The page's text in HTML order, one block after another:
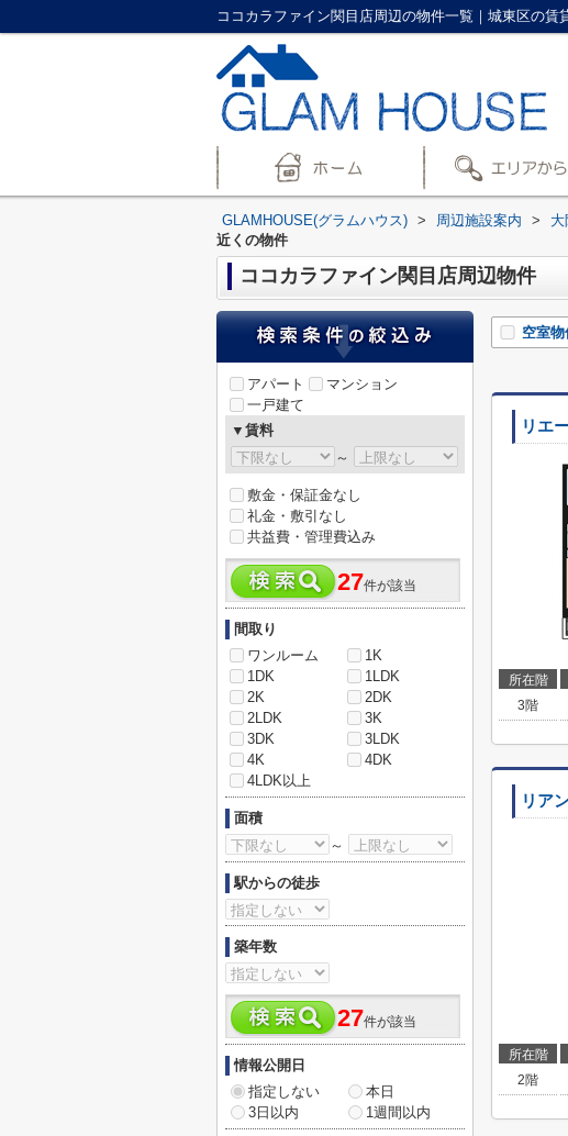
ココカラファイン関目店周辺の物件一覧｜城東区の
GLAMHOUSE(グラムハウス) > 周辺施設案内 >
近くの物件
ココカラファイン関目店周辺物件
空室
リエ
所在階
3階
リア
所在階
2階
アパート
マンション
一戸建て
▼賃料
～
敷金・保証金なし
礼金・敷引なし
共益費・管理費込み
27件が該当
間取り
ワンルーム
1K
1DK
1LDK
2K
2DK
2LDK
3K
3DK
3LDK
4K
4DK
4LDK以上
面積
～
駅からの徒歩
築年数
27件が該当
情報公開日
指定しない
本日
3日以内
1週間以内